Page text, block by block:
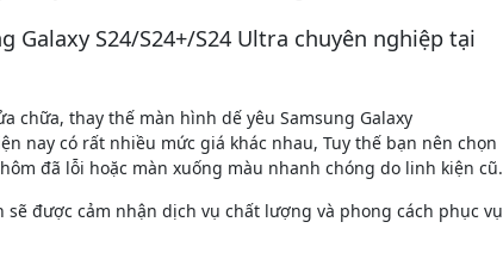
S24/S24+/S24 Ultra chuyên nghiệp tại
chữa, thay thế màn hình dế yêu Samsung Galaxy
nay có rất nhiều mức giá khác nhau, Tuy thế bạn nên chọn
đã lỗi hoặc màn xuống màu nhanh chóng do linh kiện cũ.
được cảm nhận dịch vụ chất lượng và phong cách phục vụ